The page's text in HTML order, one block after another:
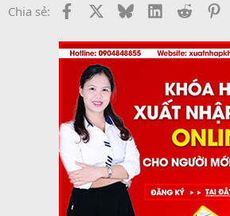
Chia sẻ: Facebook BlueskyLinkedInReddit